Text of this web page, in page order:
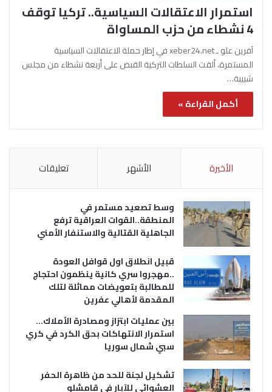
استمرار الاعتقالات السياسية.. تركيا توقف
4 نشطاء من حزب المساواة
آفرين علو ـ xeber24.net في إطار حملة الاعتقالات السياسية
المستمرة، ألقت السلطات التركية القبض على أربعة نشطاء من مجلس
شبيبة…
أكمل القراءة »
الأخيرة الأشهر تعليقات
وسط تصعيد مستمر في
المنطقة..القوات العراقية ترفع
الجاهلية القتالية والاستنفار الأمني
قبيل انطلاق اول قوافل العودة
..مهجروا سري كانية ينظمون احتجاج
للمطالبة بتعويضات مماثلة لتلك
المقدمة لأهالي عفرين
بين عمليات ابتزاز ومصادرة الأملاك…
استمرار الانتهاكات بحق الكرد في كري
سبي شمال سوريا
تشكيل لجنة للحد من ظاهرة الحفر
العشوائي للآبار في قامشلو